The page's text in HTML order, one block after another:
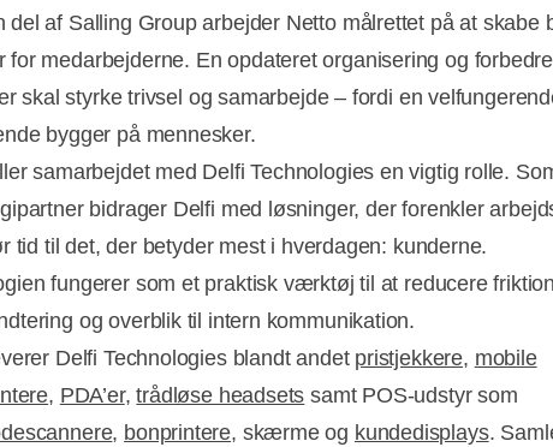
del af Salling Group arbejder Netto målrettet på at skabe
for medarbejderne. En opdateret organisering og
skal styrke trivsel og samarbejde – fordi en
bygger på mennesker.
samarbejdet med Delfi Technologies en vigtig rolle.
bidrager Delfi med løsninger, der forenkler
tid til det, der betyder mest i hverdagen: kunderne.
fungerer som et praktisk værktøj til at reducere
og overblik til intern kommunikation.
Delfi Technologies blandt andet pristjekkere, mobile
, PDA’er,trådløse headsets samt POS-udstyr som
, bonprintere, skærme og kundedisplays.